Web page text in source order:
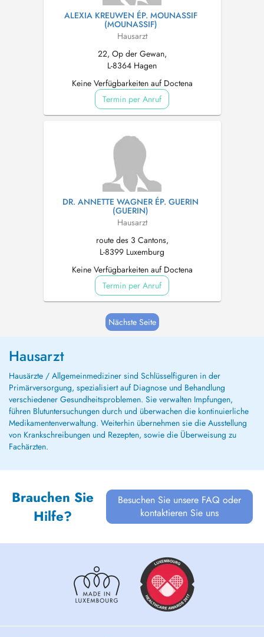
ALEXIA KREUWEN ÉP. MOUNASSIF
(MOUNASSIF)
Hausarzt
22, Op der Gewan,
L-8364 Hagen
Keine Verfügbarkeiten auf Doctena
Termin per Anruf
DR. ANNETTE WAGNER ÉP. GUERIN
(GUERIN)
Hausarzt
route des 3 Cantons,
L-8399 Luxemburg
Keine Verfügbarkeiten auf Doctena
Termin per Anruf
Nächste Seite
Hausarzt
Hausärzte / Allgemeinmediziner sind Schlüsselfiguren in der
Primärversorgung, spezialisiert auf Diagnose und Behandlung
verschiedener Gesundheitsproblemen. Sie verwalten Impfungen,
führen Blutuntersuchungen durch und überwachen die kontinuierliche
Medikamentenverwaltung. Weiterhin übernehmen sie die Ausstellung
von Krankschreibungen und Rezepten, sowie die Überweisung zu
Fachärzten.
Brauchen Sie
Hilfe?
Besuchen Sie unsere FAQ oder
kontaktieren Sie uns